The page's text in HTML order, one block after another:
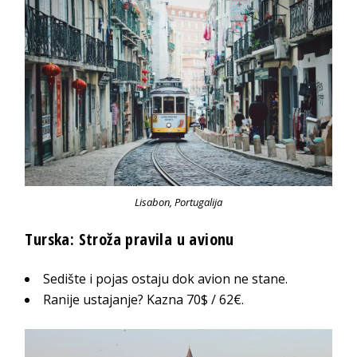
Lisabon, Portugalija
Turska: Stroža pravila u avionu
Sedište i pojas ostaju dok avion ne stane.
Ranije ustajanje? Kazna 70$ / 62€.